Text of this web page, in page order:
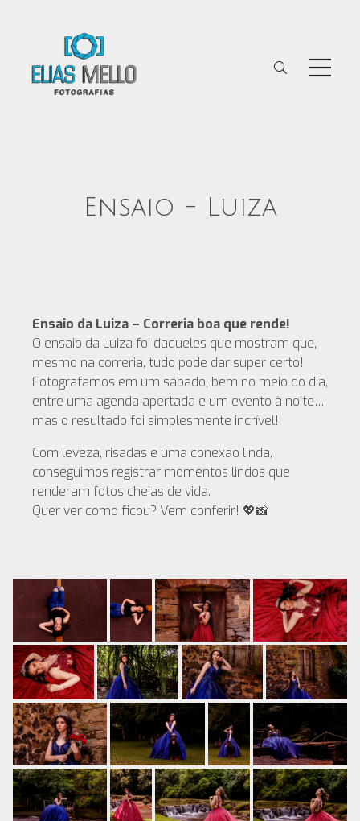
Ensaio - Luiza
Ensaio da Luiza – Correria boa que rende!
O ensaio da Luiza foi daqueles que mostram que,
mesmo na correria, tudo pode dar super certo!
Fotografamos em um sábado, bem no meio do dia,
entre uma agenda apertada e um evento à noite…
mas o resultado foi simplesmente incrível!
Com leveza, risadas e uma conexão linda,
conseguimos registrar momentos lindos que
renderam fotos cheias de vida.
Quer ver como ficou? Vem conferir! 💖📸